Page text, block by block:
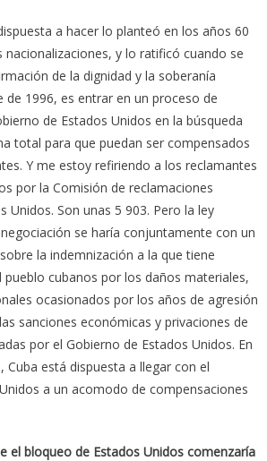
a hacer lo planteó en los años 60
nacionalizaciones, y lo ratificó cuando se
de la dignidad y la soberanía
de 1996, es entrar en un proceso de
de Estados Unidos en la búsqueda
total para que puedan ser compensados
Y me estoy refiriendo a los reclamantes
por la Comisión de reclamaciones
Unidos. Son unas 5 903. Pero la ley
se haría conjuntamente con un
la indemnización a la que tiene
pueblo cubanos por los daños materiales,
ocasionados por los años de agresión
sanciones económicas y privaciones de
por el Gobierno de Estados Unidos. En
está dispuesta a llegar con el
a un acomodo de compensaciones
el bloqueo de Estados Unidos comenzaría